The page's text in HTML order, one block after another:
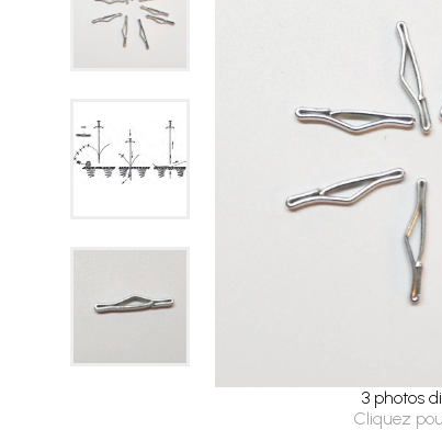
3 photos
Cliquez